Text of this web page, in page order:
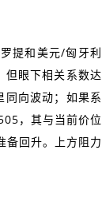
提和美元/匈牙利
但眼下相关系数达
同向波动；如果系
，其与当前价位
备回升。上方阻力